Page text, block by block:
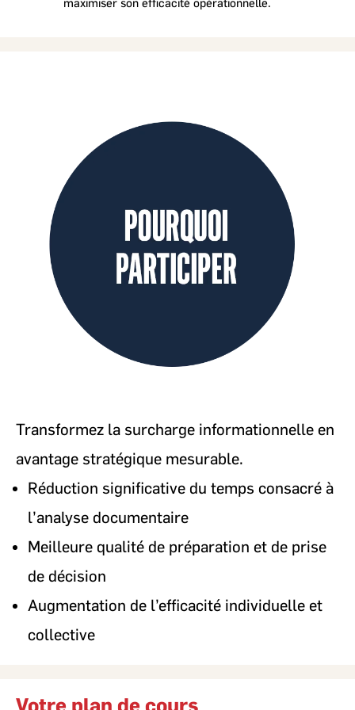
Transformez la surcharge informationnelle en
avantage stratégique mesurable.
Réduction significative du temps consacré à
l’analyse documentaire
Meilleure qualité de préparation et de prise
de décision
Augmentation de l’efficacité individuelle et
collective
Votre plan de cours